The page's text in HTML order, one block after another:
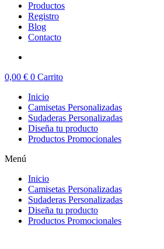
Productos
Registro
Blog
Contacto
0,00 € 0 Carrito
Inicio
Camisetas Personalizadas
Sudaderas Personalizadas
Diseña tu producto
Productos Promocionales
Menú
Inicio
Camisetas Personalizadas
Sudaderas Personalizadas
Diseña tu producto
Productos Promocionales